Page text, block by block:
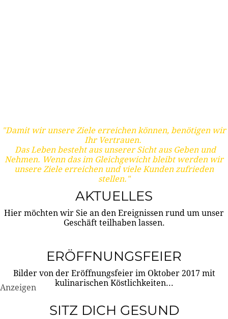
"Damit wir unsere Ziele erreichen können, benötigen wir
Ihr Vertrauen.
Das Leben besteht aus unserer Sicht aus Geben und
Nehmen. Wenn das im Gleichgewicht bleibt werden wir
unsere Ziele erreichen und viele Kunden zufrieden
stellen."
AKTUELLES
Hier möchten wir Sie an den Ereignissen rund um unser
Geschäft teilhaben lassen.
ERÖFFNUNGSFEIER
Bilder von der Eröffnungsfeier im Oktober 2017 mit
kulinarischen Köstlichkeiten...
Anzeigen
SITZ DICH GESUND